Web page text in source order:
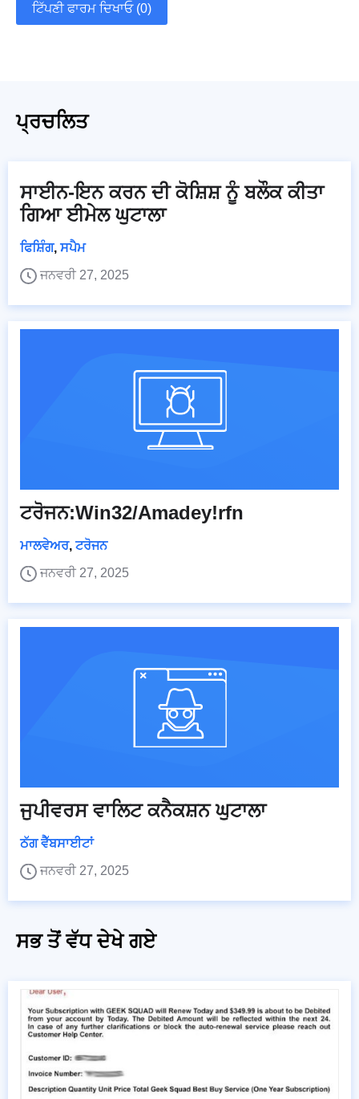
ਟਿੱਪਣੀ ਫਾਰਮ ਦਿਖਾਓ (0)
ਪ੍ਰਚਲਿਤ
ਸਾਈਨ-ਇਨ ਕਰਨ ਦੀ ਕੋਸ਼ਿਸ਼ ਨੂੰ ਬਲੌਕ ਕੀਤਾ
ਗਿਆ ਈਮੇਲ ਘੁਟਾਲਾ
ਫਿਸ਼ਿੰਗ, ਸਪੈਮ
ਜਨਵਰੀ 27, 2025
ਟਰੋਜਨ:Win32/Amadey!rfn
ਮਾਲਵੇਅਰ, ਟਰੋਜਨ
ਜਨਵਰੀ 27, 2025
ਜੁਪੀਵਰਸ ਵਾਲਿਟ ਕਨੈਕਸ਼ਨ ਘੁਟਾਲਾ
ਠੱਗ ਵੈੱਬਸਾਈਟਾਂ
ਜਨਵਰੀ 27, 2025
ਸਭ ਤੋਂ ਵੱਧ ਦੇਖੇ ਗਏ